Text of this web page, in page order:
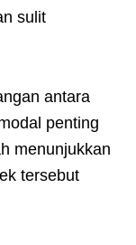
sulit
antara
penting
menunjukkan
tersebut